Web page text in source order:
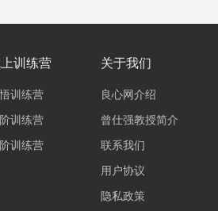
训练营
训练营
训练营
训练营
关于我们
良心网介绍
曾仕强教授简介
联系我们
用户协议
隐私政策